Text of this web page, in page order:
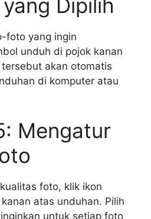
Dipilih
foto yang ingin
unduh di pojok kanan
akan otomatis
di komputer atau
Mengatur
foto, klik ikon
atas unduhan. Pilih
untuk setiap foto